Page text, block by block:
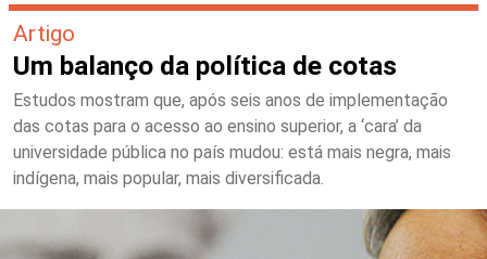
Artigo
Um balanço da política de cotas
Estudos mostram que, após seis anos de implementação
das cotas para o acesso ao ensino superior, a ‘cara’ da
universidade pública no país mudou: está mais negra, mais
indígena, mais popular, mais diversificada.